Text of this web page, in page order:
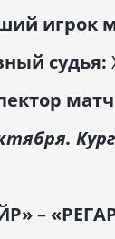
игрок
судья:
–